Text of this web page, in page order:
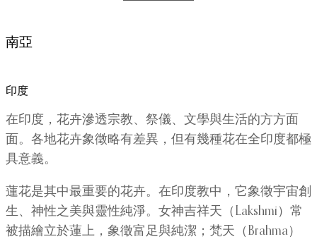
南亞
印度
在印度，花卉滲透宗教、祭儀、文學與生活的方方面
面。各地花卉象徵略有差異，但有幾種花在全印度都極
具意義。
蓮花是其中最重要的花卉。在印度教中，它象徵宇宙創
生、神性之美與靈性純淨。女神吉祥天（Lakshmi）常
被描繪立於蓮上，象徵富足與純潔；梵天（Brahma）